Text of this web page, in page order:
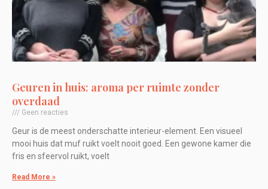
Geuren in huis: aroma per ruimte zonder
overdaad
Geen reacties
Geur is de meest onderschatte interieur-element. Een visueel
mooi huis dat muf ruikt voelt nooit goed. Een gewone kamer die
fris en sfeervol ruikt, voelt
Read More »